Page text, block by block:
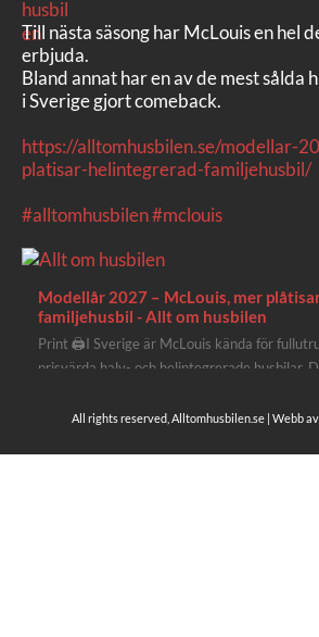
Till nästa säsong har McLouis en hel
erbjuda.
Bland annat har en av de mest sålda
i Sverige gjort comeback.
https://alltomhusbilen.se/modellar-
platisar-helintegrerad-familjehusbil/
#alltomhusbilen#mclouis
Modellår 2027 – McLouis, mer
familjehusbil - Allt om husbilen
Print 🖨I Sverige är McLouis kända för
prisvärda halv- och helintegrerade husbilar.
plåtisutbud lite extra kärlek med hela 3 nya
All rights reserved, Alltomhusbilen.se | Webb av